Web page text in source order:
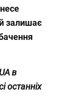
залишає
в
останніх